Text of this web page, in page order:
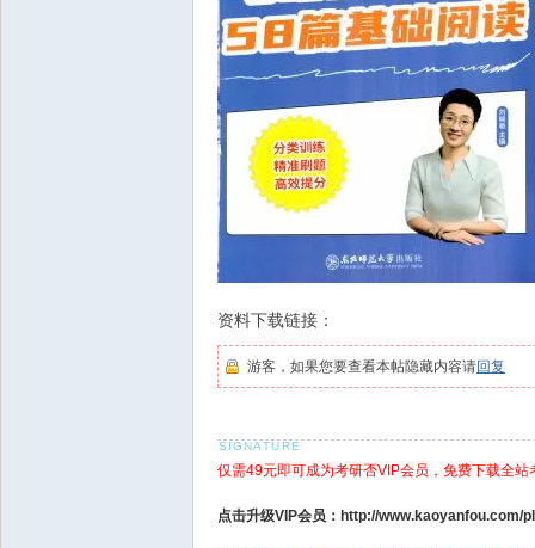
资料下载链接：
游客，如果您要查看本帖隐藏内容请回复
仅需49元即可成为考研否VIP会员，免费下载全站
点击升级VIP会员：http://www.kaoyanfou.com/